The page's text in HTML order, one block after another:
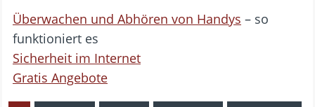
Überwachen und Abhören von Handys – so
funktioniert es
Sicherheit im Internet
Gratis Angebote